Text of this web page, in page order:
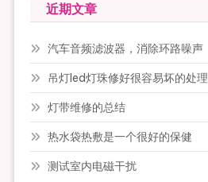
近期文章
汽车音频滤波器，消除环路噪声
吊灯led灯珠修好很容易坏的处理
灯带维修的总结
热水袋热敷是一个很好的保健
测试室内电磁干扰